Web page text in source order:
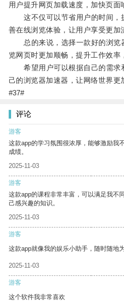
用户提升网页加载速度，加快页面
这不仅可以节省用户的时间，
善在线浏览体验，让用户享受更加
总的来说，选择一款好的浏览
览网页时更加顺畅，提升工作效率
希望用户可以根据自己的需求
己的浏览器加速器，让网络世界更
#37#
评论
游客
这款app的学习氛围很浓厚，能够激励我
成绩。
2025-11-03
游客
这款app的课程非常丰富，可以满足我不
己感兴趣的知识。
2025-11-03
游客
这款app就像我的娱乐小助手，随时随地
2025-11-03
游客
这个软件我非常喜欢